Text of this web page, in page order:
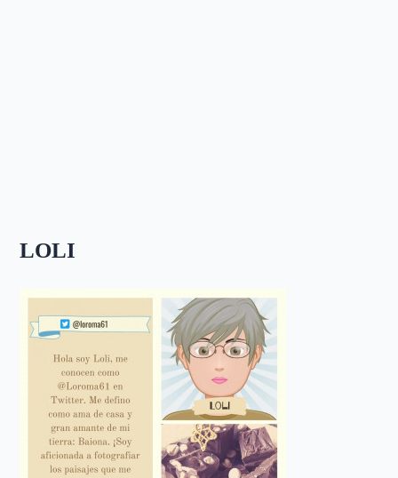
LOLI